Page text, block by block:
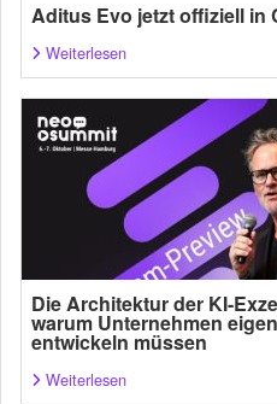
Aditus Evo jetzt offiziell in
Weiterlesen
Die Architektur der KI-
warum Unternehmen
entwickeln müssen
Weiterlesen